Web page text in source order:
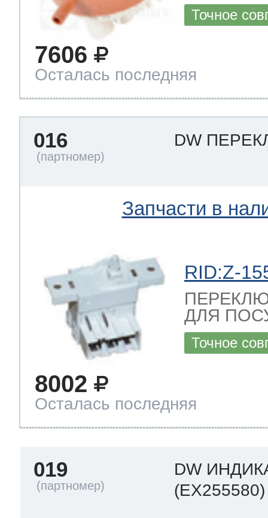
Точное
7606
Осталась последняя
016 DW
Запчасти в
RID:Z-
ДЛЯ
Точное
8002
Осталась последняя
019
DW
(EX255580)